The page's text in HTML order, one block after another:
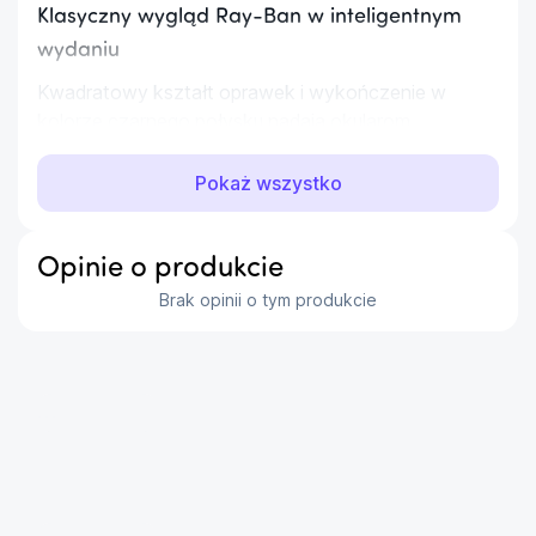
Klasyczny wygląd Ray-Ban w inteligentnym
wydaniu
ponadczasowy charakter. To model, który dobrze
wygląda zarówno na co dzień, jak i w bardziej
miejskim, nowoczesnym stylu.
Fotochromowe soczewki dopasowują się do
warunków oświetleniowych, dzięki czemu okulary
sprawdzają się w różnych sytuacjach w ciągu dnia.
Pokaż wszystko
Opinie o produkcie
Brak opinii o tym produkcie